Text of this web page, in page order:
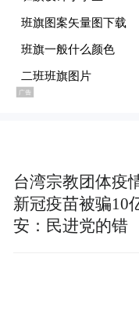
快递到了，可以
台湾宗教团体疫
新冠疫苗被骗10
安：民进党的错